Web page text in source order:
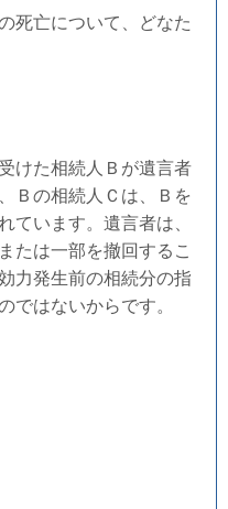
死亡について、どなた
けた相続人Ｂが遺言者
Ｂの相続人Ｃは、Ｂを
ています。遺言者は、
たは一部を撤回するこ
力発生前の相続分の指
ではないからです。